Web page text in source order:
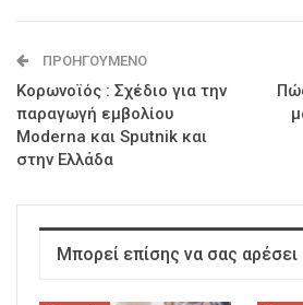
ΠΡΟΗΓΟΎΜΕΝΟ
Κορωνοϊός : Σχέδιο για την
παραγωγή εμβολίου
Moderna και Sputnik και
στην Ελλάδα
Μπορεί επίσης να σας αρέσει